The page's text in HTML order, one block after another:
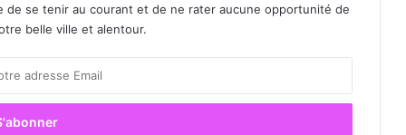
se tenir au courant et de ne rater aucune opportunité de
belle ville et alentour.